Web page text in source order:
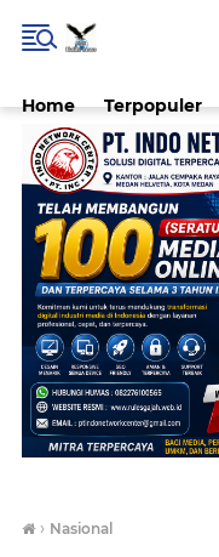
Home Terpopuler
› Nasional